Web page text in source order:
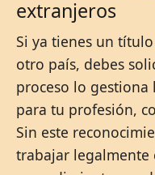
extranjeros
Si ya tienes un
otro país, debes
proceso lo
para tu profesión,
Sin este
trabajar legalmente